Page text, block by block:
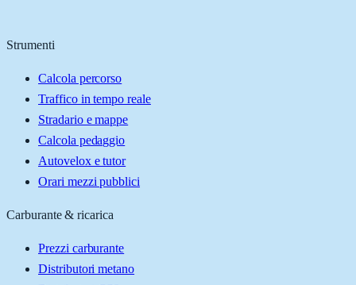
Strumenti
Calcola percorso
Traffico in tempo reale
Stradario e mappe
Calcola pedaggio
Autovelox e tutor
Orari mezzi pubblici
Carburante & ricarica
Prezzi carburante
Distributori metano